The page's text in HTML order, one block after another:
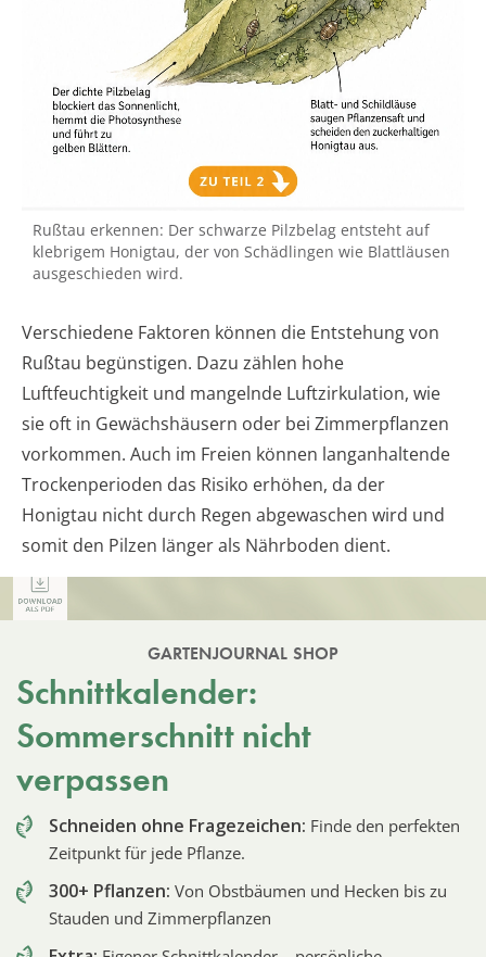
Rußtau erkennen: Der schwarze Pilzbelag entsteht auf
klebrigem Honigtau, der von Schädlingen wie Blattläusen
ausgeschieden wird.
Verschiedene Faktoren können die Entstehung von
Rußtau begünstigen. Dazu zählen hohe
Luftfeuchtigkeit und mangelnde Luftzirkulation, wie
sie oft in Gewächshäusern oder bei Zimmerpflanzen
vorkommen. Auch im Freien können langanhaltende
Trockenperioden das Risiko erhöhen, da der
Honigtau nicht durch Regen abgewaschen wird und
somit den Pilzen länger als Nährboden dient.
GARTENJOURNAL SHOP
Schnittkalender:
Sommerschnitt nicht
verpassen
Schneiden ohne Fragezeichen: Finde den perfekten
Zeitpunkt für jede Pflanze.
300+ Pflanzen: Von Obstbäumen und Hecken bis zu
Stauden und Zimmerpflanzen